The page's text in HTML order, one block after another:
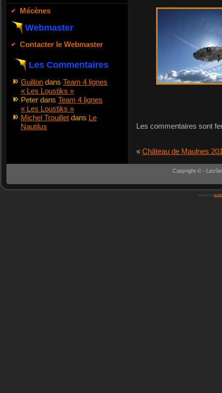
Mécènes
Webmaster
Contacter le Webmaster
Les Commentaires
Guillon dans Team 4 lignes
« Les Loustiks »
Peter dans Team 4 lignes
« Les Loustiks »
Michel Trouillet dans Le
Nautilus
Les commentaires sont
« Château de Maulnes
Copyright © -
Powered by